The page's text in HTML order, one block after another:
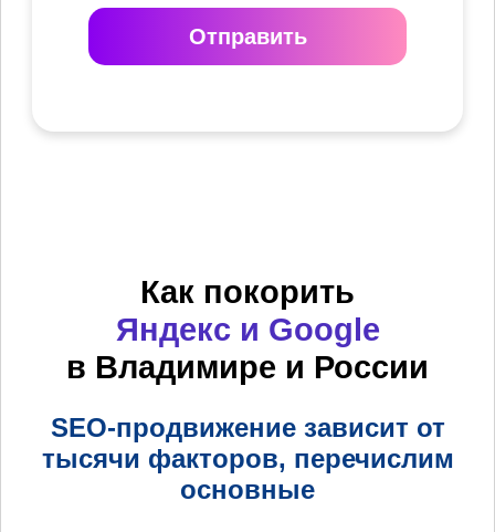
Отправить
Как покорить
Яндекс и Google
в Владимире и России
SEO-продвижение зависит от
тысячи факторов, перечислим
основные